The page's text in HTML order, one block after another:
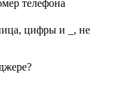
телефона
цифры и _, не